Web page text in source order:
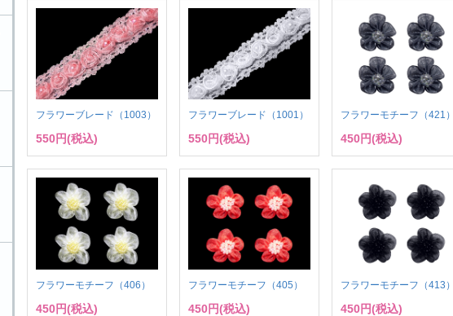
フラワーブレード（1003）
550円(税込)
フラワーブレード（1001）
550円(税込)
フラワーモチーフ（421）
450円(税込)
フラワーモチーフ（406）
450円(税込)
フラワーモチーフ（405）
450円(税込)
フラワーモチーフ（413）
450円(税込)